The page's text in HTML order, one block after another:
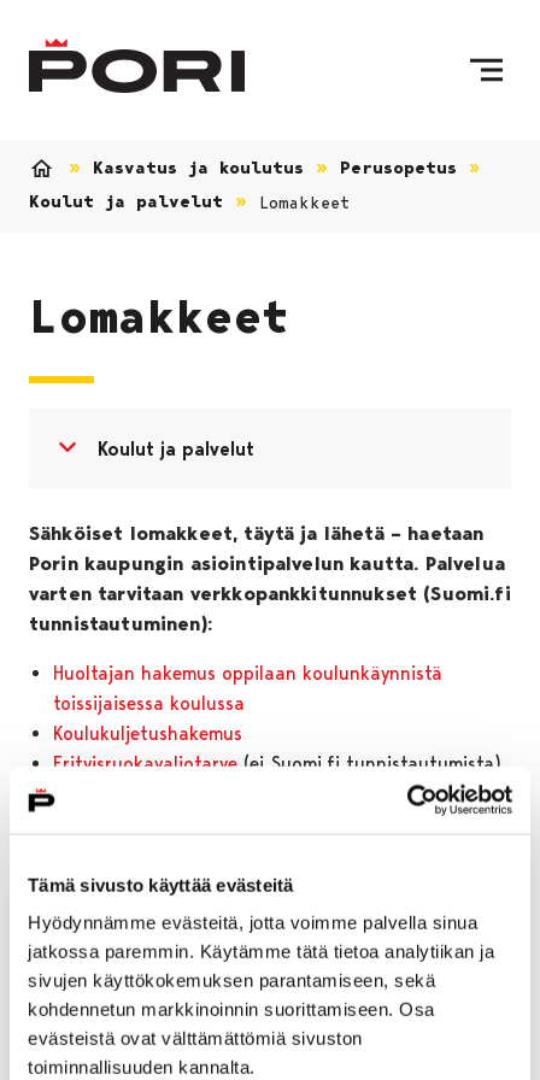
Tämä sivusto käyttää evästeitä
Hyödynnämme evästeitä, jotta voimme palvella sinua
jatkossa paremmin. Käytämme tätä tietoa analytiikan ja
sivujen käyttökokemuksen parantamiseen, sekä
kohdennetun markkinoinnin suorittamiseen. Osa
evästeistä ovat välttämättömiä sivuston
toiminnallisuuden kannalta.
Kasvatus ja koulutus
Perusopetus
Koulut ja palvelut
Lomakkeet
Lomakkeet
Avaa valikko
Sulje valikko
Koulut ja palvelut
Sähköiset lomakkeet, täytä ja lähetä – haetaan
Porin kaupungin asiointipalvelun kautta. Palvelua
varten tarvitaan verkkopankkitunnukset (Suomi.fi
tunnistautuminen):
Huoltajan hakemus oppilaan koulunkäynnistä
toissijaisessa koulussa
Koulukuljetushakemus
Erityisruokavaliotarve (ei Suomi.fi tunnistautumista)
Tulostettavat pdf-lomakkeet:
lykkäämisestä
Huoltajan hakemus vieraskuntalaisen oppilaan
koulunkäynnistä Porissa
Koulujen huoneistoanomukset
Muut: